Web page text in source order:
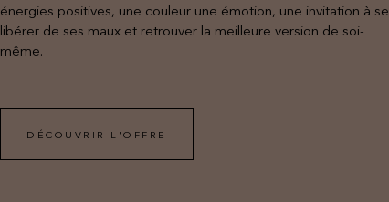
énergies positives, une couleur une émotion, une invitation à se
libérer de ses maux et retrouver la meilleure version de soi-
même.
DÉCOUVRIR L'OFFRE